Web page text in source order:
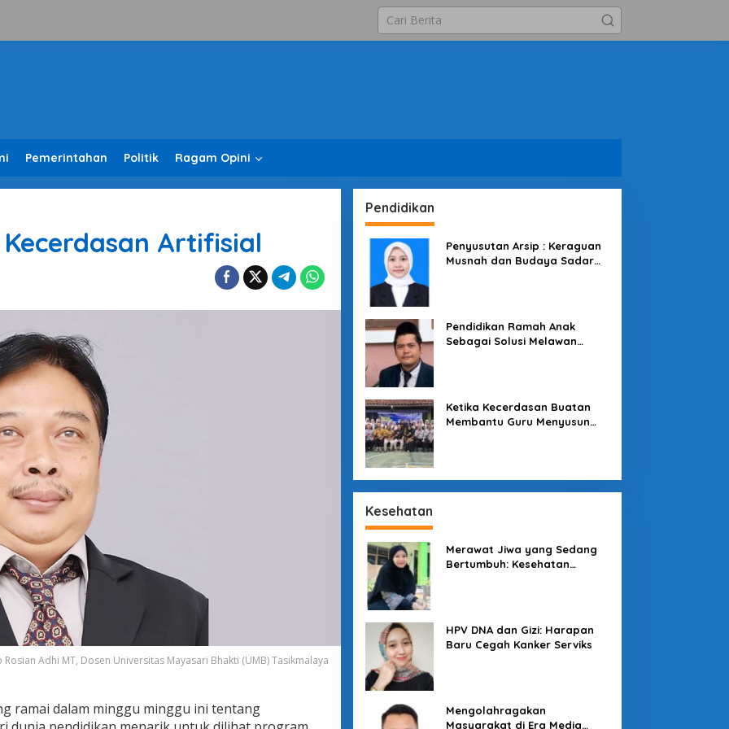
Pemerintahan Politik Ragam Opini
Artifisial
Rosian Adhi MT, Dosen Universitas Mayasari Bhakti (UMB) Tasikmalaya
ramai dalam minggu minggu ini tentang
Pendidikan
Penyusutan Arsip : Keraguan
Musnah dan Budaya Sadar
Pendidikan Ramah Anak
Sebagai Solusi Melawan
Ketika Kecerdasan Buatan
Membantu Guru Menyusun
Kesehatan
Merawat Jiwa yang Sedang
Bertumbuh: Kesehatan
HPV DNA dan Gizi: Harapan
Baru Cegah Kanker Serviks
Mengolahragakan
Masyarakat di Era Media